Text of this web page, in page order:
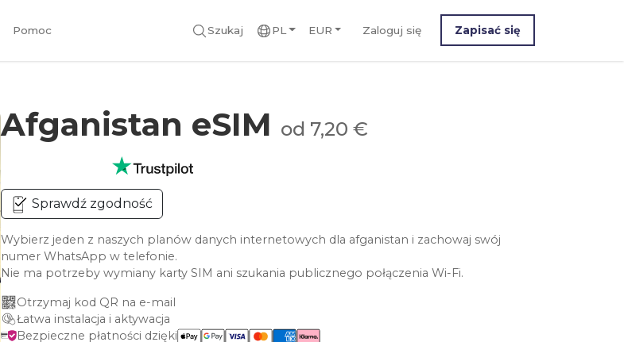
Pomoc Szukaj PL EUR Zaloguj się Zapisać się
Afganistan eSIM od 7,20 €
Sprawdź zgodność
Wybierz jeden z naszych planów danych internetowych dla afganistan i zachowaj swój
numer WhatsApp w telefonie.
Nie ma potrzeby wymiany karty SIM ani szukania publicznego połączenia Wi-Fi.
Otrzymaj kod QR na e-mail
Łatwa instalacja i aktywacja
Bezpieczne płatności dzięki